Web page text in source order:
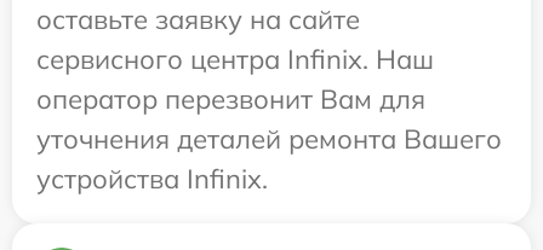
оставьте заявку на сайте
сервисного центра Infinix. Наш
оператор перезвонит Вам для
уточнения деталей ремонта Вашего
устройства Infinix.